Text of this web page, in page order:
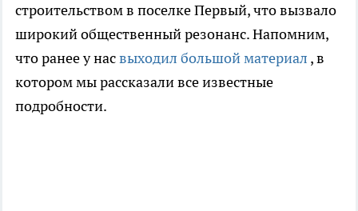
строительством в поселке Первый, что вызвало
широкий общественный резонанс. Напомним,
что ранее у насвыходил большой материал , в
котором мы рассказали все известные
подробности.